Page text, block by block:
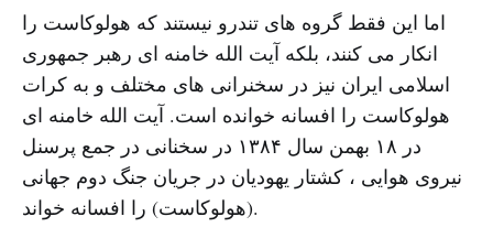
اما این فقط گروه هاى تندرو نیستند که هولوکاست را
انکار مى کنند، بلکه آیت الله خامنه اى رهبر جمهورى
اسلامى ایران نیز در سخنرانى هاى مختلف و به کرات
هولوکاست را افسانه خوانده است. آیت الله خامنه اى
در ١٨ بهمن سال ١٣٨۴ در سخنانى در جمع پرسنل
نیروى هوایى ، کشتار یهودیان در جریان جنگ دوم جهانى
(هولوکاست) را افسانه خواند.